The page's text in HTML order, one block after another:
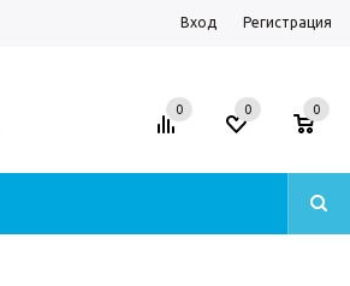
Вход Регистрация
0 0 0